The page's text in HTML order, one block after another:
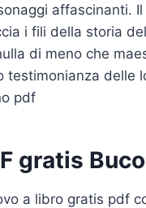
affascinanti.
i fili della storia
di meno che
testimonianza delle
pdf
gratis
a libro gratis pdf